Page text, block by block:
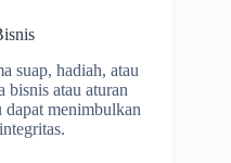
suap, hadiah, atau
bisnis atau aturan
menimbulkan